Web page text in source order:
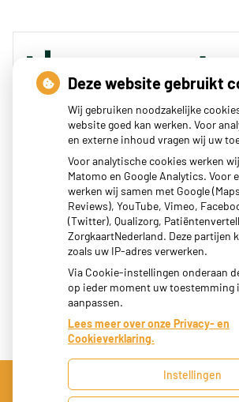
of zoek op lichaam
Betrouwbare informatie over ziekte en
Deze website gebruikt
Wij gebruiken noodzakelijke
website goed kan werken. Voor
en externe inhoud vragen wij uw
Voor analytische cookies werken
Matomo en Google Analytics. Voor
werken wij samen met Google
Reviews), YouTube, Vimeo,
(Twitter), Qualizorg,
ZorgkaartNederland. Deze partijen
zoals uw IP-adres verwerken.
Via Cookie-instellingen onderaan
op ieder moment uw toestemming
aanpassen.
Lees meer over onze Privacy- en
Cookieverklaring.
Instellingen